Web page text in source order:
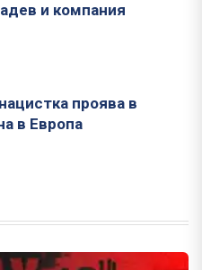
и компания
проява в
в Европа